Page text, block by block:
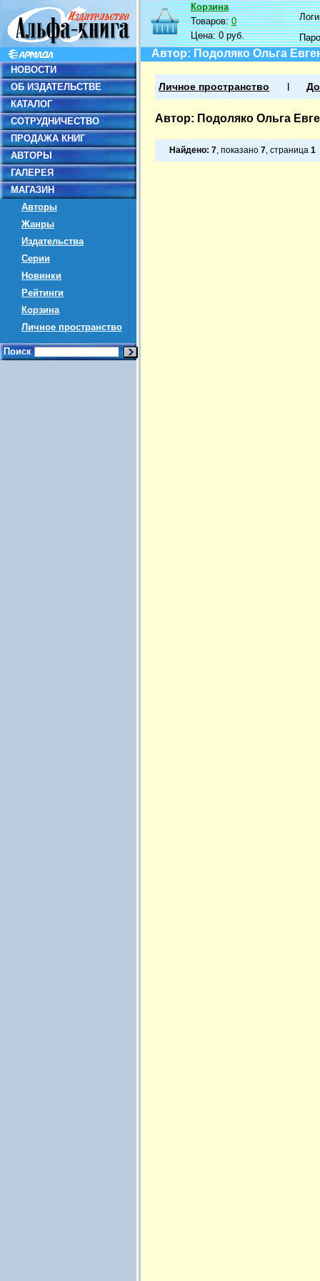
НОВОСТИ
ОБ ИЗДАТЕЛЬСТВЕ
КАТАЛОГ
СОТРУДНИЧЕСТВО
ПРОДАЖА КНИГ
АВТОРЫ
ГАЛЕРЕЯ
МАГАЗИН
Авторы
Жанры
Издательства
Серии
Новинки
Рейтинги
Корзина
Личное пространство
Поиск
Корзина
Товаров:0
Цена:0 руб.
Автор: Подоляко Ольга
Личное пространство
Автор: Подоляко Ольга
Найдено: 7, показано 7, страница 1